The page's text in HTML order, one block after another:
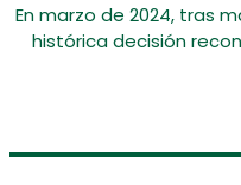
En marzo de 2024, tras
histórica decisión